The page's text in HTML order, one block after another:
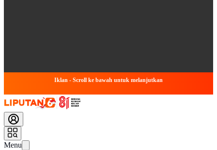
Iklan - Scroll ke bawah untuk melanjutkan
Menu